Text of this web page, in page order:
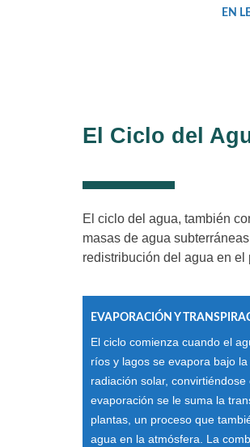
EN
El Ciclo del
El ciclo del agua, también
masas de agua
redistribución del agua en el
EVAPORACIÓN Y
El ciclo comienza cuando el
ríos y lagos se evapora bajo
radiación solar,
evaporación se le suma la
plantas, un proceso que
agua en la atmósfera. La